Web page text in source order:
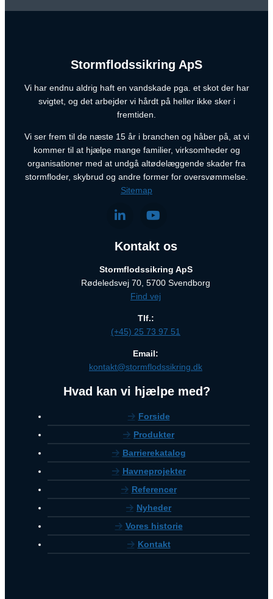
Stormflodssikring ApS
Vi har endnu aldrig haft en vandskade pga. et skot der har
svigtet, og det arbejder vi hårdt på heller ikke sker i
fremtiden.
Vi ser frem til de næste 15 år i branchen og håber på, at vi
kommer til at hjælpe mange familier, virksomheder og
organisationer med at undgå altødelæggende skader fra
stormfloder, skybrud og andre former for oversvømmelse.
Sitemap
Kontakt os
Stormflodssikring ApS
Rødeledsvej 70, 5700 Svendborg
Find vej
Tlf.:
(+45) 25 73 97 51
Email:
kontakt@stormflodssikring.dk
Hvad kan vi hjælpe med?
Forside
Produkter
Barrierekatalog
Havneprojekter
Referencer
Nyheder
Vores historie
Kontakt